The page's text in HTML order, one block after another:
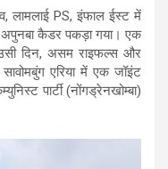
लामलाई PS, इंफाल ईस्ट में
कैडर पकड़ा गया। एक
उसी दिन, असम राइफल्स और
एरिया में एक जॉइंट
पार्टी (नोंगड्रेनखोम्बा)